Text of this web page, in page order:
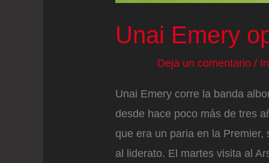
Unai Emery
Deja un comentario /
Unai Emery corre la banda
desde hace poco más de tres
que era un paria en la
al liderato. El martes visita al